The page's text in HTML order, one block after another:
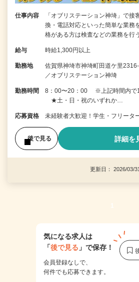
仕事内容
「オブリステーション神埼」で接
換・電話対応といった簡単な業務
格がある方は検査などの業務を行
給与 時給1,300円以上
勤務地
佐賀県神埼市神埼町田道ケ里
／オブリステーション神埼
勤務時間
8：00〜20：00 ※上記時間内で1
★土・日・祝のいずれか…
応募資格 未経験者大歓迎！学生・フリータ
後で見る 詳細を
更新日： 2026/03/
1
気になる求人は
「後で見る 」で保存！
会員登録なしで、
何件でも応募できます。